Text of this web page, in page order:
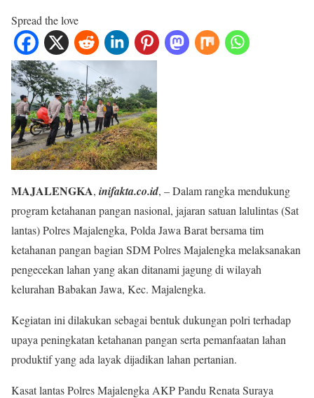
Spread the love
MAJALENGKA, inifakta.co.id, – Dalam rangka mendukung
program ketahanan pangan nasional, jajaran satuan lalulintas (Sat
lantas) Polres Majalengka, Polda Jawa Barat bersama tim
ketahanan pangan bagian SDM Polres Majalengka melaksanakan
pengecekan lahan yang akan ditanami jagung di wilayah
kelurahan Babakan Jawa, Kec. Majalengka.
Kegiatan ini dilakukan sebagai bentuk dukungan polri terhadap
upaya peningkatan ketahanan pangan serta pemanfaatan lahan
produktif yang ada layak dijadikan lahan pertanian.
Kasat lantas Polres Majalengka AKP Pandu Renata Suraya